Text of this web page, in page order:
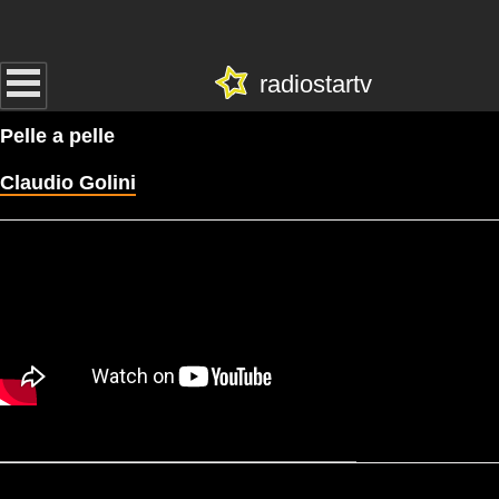
radiostartv
Pelle a pelle
Claudio Golini